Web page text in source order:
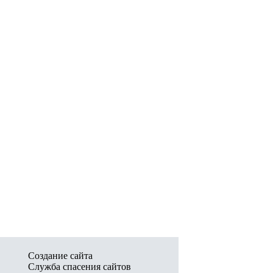
Создание сайта
Служба спасения сайтов